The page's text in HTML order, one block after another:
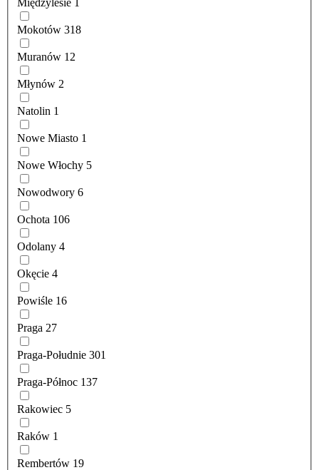
Międzylesie
Mokotów 318
Muranów 12
Młynów 2
Natolin 1
Nowe Miasto 1
Nowe Włochy 5
Nowodwory 6
Ochota 106
Odolany 4
Okęcie 4
Powiśle 16
Praga 27
Praga-Południe 301
Praga-Północ 137
Rakowiec 5
Raków 1
Rembertów 19